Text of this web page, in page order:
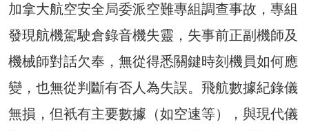
加拿大航空安全局委派空難專組調查事故，專組
發現航機駕駛倉錄音機失靈，失事前正副機師及
機械師對話欠奉，無從得悉關鍵時刻機員如何應
變，也無從判斷有否人為失誤。飛航數據紀錄儀
無損，但衹有主要數據（如空速等），與現代儀